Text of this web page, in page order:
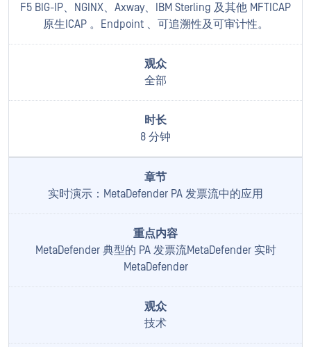
F5 BIG-IP、NGINX、Axway、IBM Sterling 及其他 MFTICAP
原生ICAP 。Endpoint 、可追溯性及可审计性。
全部
8 分钟
实时演示：MetaDefender PA 发票流中的应用
MetaDefender 典型的 PA 发票流MetaDefender 实时
MetaDefender
技术